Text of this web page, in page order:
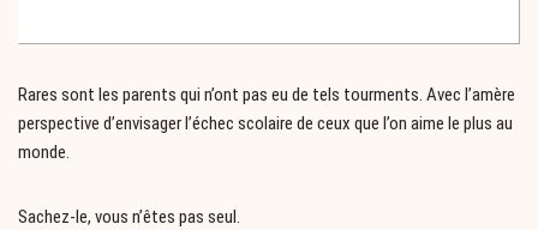
Rares sont les parents qui n’ont pas eu de tels tourments. Avec l’amère
perspective d’envisager l’échec scolaire de ceux que l’on aime le plus au
monde.
Sachez-le, vous n’êtes pas seul.